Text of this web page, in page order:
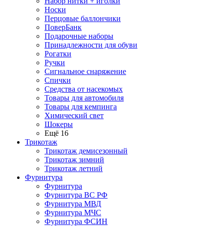
Носки
Перцовые баллончики
ПоверБанк
Подарочные наборы
Принадлежности для обуви
Рогатки
Ручки
Сигнальное снаряжение
Спички
Средства от насекомых
Товары для автомобиля
Товары для кемпинга
Химический свет
Шокеры
Ещё 16
Трикотаж
Трикотаж демисезонный
Трикотаж зимний
Трикотаж летний
Фурнитура
Фурнитура
Фурнитура ВС РФ
Фурнитура МВД
Фурнитура МЧС
Фурнитура ФСИН